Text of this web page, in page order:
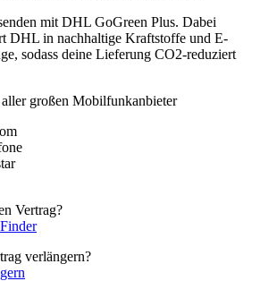
mit DHL GoGreen Plus. Dabei
DHL in nachhaltige Kraftstoffe und E-
sodass deine Lieferung CO2-reduziert
großen Mobilfunkanbieter
Vertrag?
verlängern?